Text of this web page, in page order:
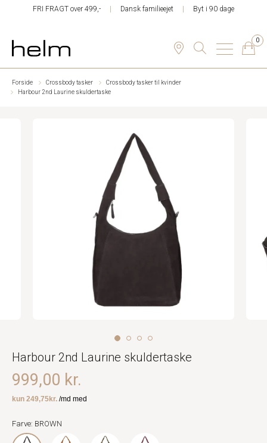
FRI FRAGT over 499,- Dansk familieejet Byt i 90 dage
0
Forside Crossbody tasker
Crossbody tasker til kvinder
Harbour 2nd Laurine skuldertaske
Harbour 2nd Laurine skuldertaske
999,00 kr.
Farve: BROWN